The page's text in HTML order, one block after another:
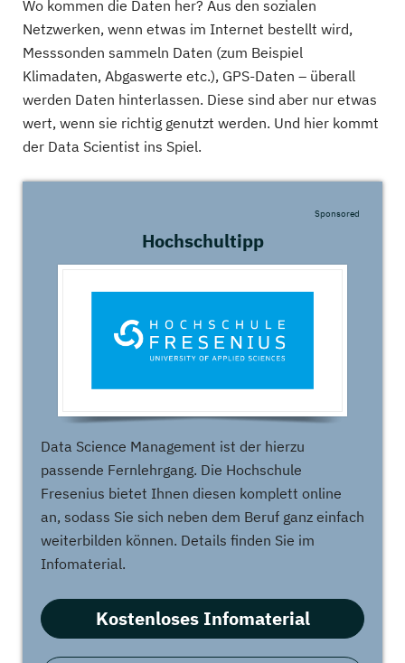
Wo kommen die Daten her? Aus den sozialen
Netzwerken, wenn etwas im Internet bestellt wird,
Messsonden sammeln Daten (zum Beispiel
Klimadaten, Abgaswerte etc.), GPS-Daten – überall
werden Daten hinterlassen. Diese sind aber nur etwas
wert, wenn sie richtig genutzt werden. Und hier kommt
der Data Scientist ins Spiel.
Hochschultipp
Sponsored
Data Science Management ist der hierzu
passende Fernlehrgang. Die Hochschule
Fresenius bietet Ihnen diesen komplett online
an, sodass Sie sich neben dem Beruf ganz einfach
weiterbilden können. Details finden Sie im
Infomaterial.
Kostenloses Infomaterial